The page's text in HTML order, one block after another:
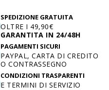
SPEDIZIONE GRATUITA
OLTRE I 49,90€
GARANTITA IN 24/48H
PAGAMENTI SICURI
PAYPAL, CARTA DI CREDITO
O CONTRASSEGNO
CONDIZIONI TRASPARENTI
E TERMINI DI SERVIZIO